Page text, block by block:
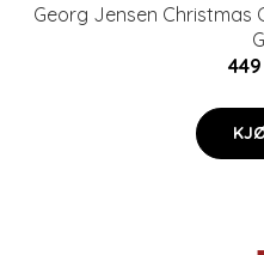
Georg Jensen Christmas